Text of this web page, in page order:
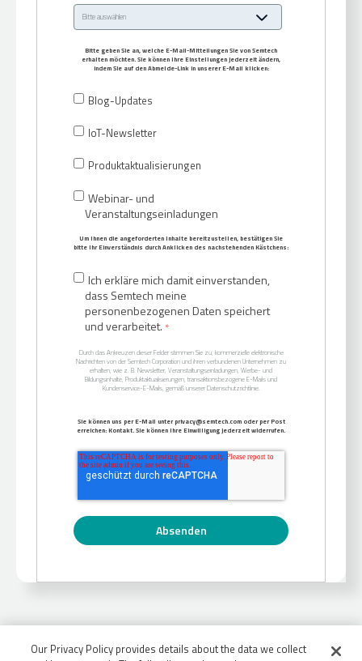
Bitte geben Sie an, welche E-Mail-Mitteilungen Sie von Semtech
erhalten möchten. Sie können Ihre Einstellungen jederzeit ändern,
indem Sie auf den Abmelde-Link in unserer E-Mail klicken:
Blog-Updates
IoT-Newsletter
Produktaktualisierungen
Webinar- und
Veranstaltungseinladungen
Um Ihnen die angeforderten Inhalte bereitzustellen, bestätigen Sie
bitte Ihr Einverständnis durch Anklicken des nachstehenden Kästchens:
Ich erkläre mich damit einverstanden,
dass Semtech meine
personenbezogenen Daten speichert
und verarbeitet. *
Durch das Ankreuzen dieser Felder stimmen Sie zu, kommerzielle elektronische
Nachrichten von der Semtech Corporation und ihren verbundenen Unternehmen zu
erhalten, wie z. B. Newsletter, Veranstaltungseinladungen, Werbe- und
Bildungsinhalte, Produktaktualisierungen, transaktionsbezogene E-Mails und
Kundenservice-E-Mails, gemäß unserer Datenschutzrichtlinie.
Sie können uns per E-Mail unter privacy@semtech.com oder per Post
erreichen: Kontakt. Sie können Ihre Einwilligung jederzeit widerrufen.
Our Privacy Policy provides details about the data we collect